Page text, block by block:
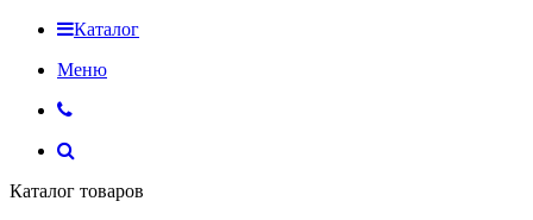
Каталог
Меню
Каталог товаров